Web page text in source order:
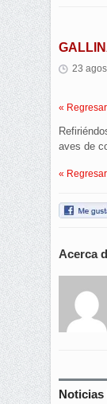
23
«
aves de
«
Acerca
Noticias